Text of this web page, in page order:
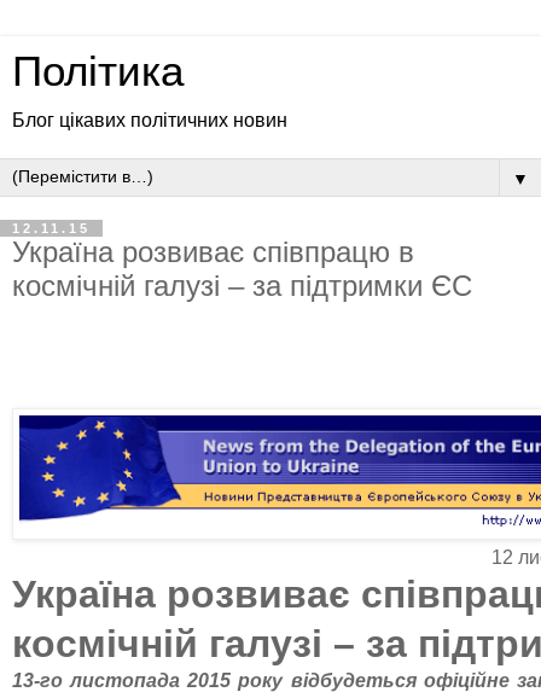
Політика
Блог цікавих політичних новин
▼
12.11.15
Україна розвиває співпрацю в
космічній галузі – за підтримки ЄС
12
Україна розвиває
космічній галузі – за
13-го листопада 2015 року відбудеться офіційне